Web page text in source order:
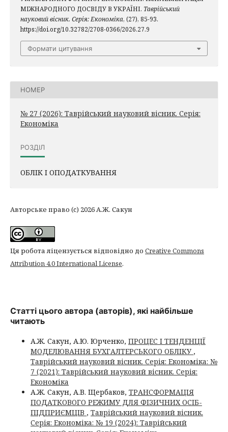
МІЖНАРОДНОГО ДОСВІДУ В УКРАЇНІ. Таврійський
науковий вісник. Серія: Економіка, (27), 85-93.
https://doi.org/10.32782/2708-0366/2026.27.9
Формати цитування
НОМЕР
№ 27 (2026): Таврійський науковий вісник. Серія:
Економіка
РОЗДІЛ
ОБЛІК І ОПОДАТКУВАННЯ
Авторське право (c) 2026 А.Ж. Сакун
Ця робота ліцензується відповідно до Creative Commons
Attribution 4.0 International License.
Статті цього автора (авторів), які найбільше
читають
А.Ж. Сакун, А.Ю. Юрченко, ПРОЦЕС І ТЕНДЕНЦІЇ
МОДЕЛЮВАННЯ БУХГАЛТЕРСЬКОГО ОБЛІКУ ,
Таврійський науковий вісник. Серія: Економіка: №
7 (2021): Таврійський науковий вісник. Серія:
Економіка
А.Ж. Сакун, А.В. Щербаков, ТРАНСФОРМАЦІЯ
ПОДАТКОВОГО РЕЖИМУ ДЛЯ ФІЗИЧНИХ ОСІБ-
ПІДПРИЄМЦІВ , Таврійський науковий вісник.
Серія: Економіка: № 19 (2024): Таврійський